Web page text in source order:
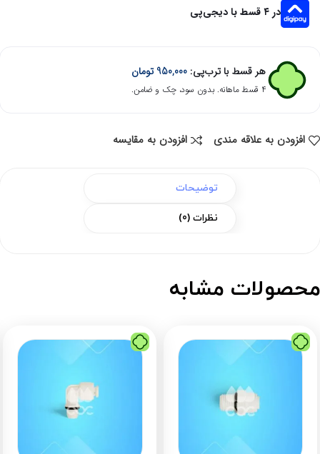
در ۴ قسط با دیجی‌پی
هر قسط با ترب‌پی: 950,000 تومان
۴ قسط ماهانه. بدون سود، چک و ضامن.
افزودن به علاقه مندی افزودن به مقایسه
توضیحات
نظرات (0)
محصولات مشابه